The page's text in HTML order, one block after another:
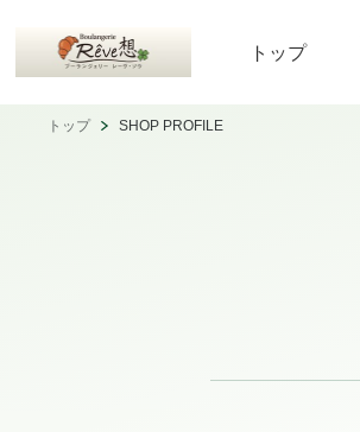
トップ
トップ SHOP PROFILE